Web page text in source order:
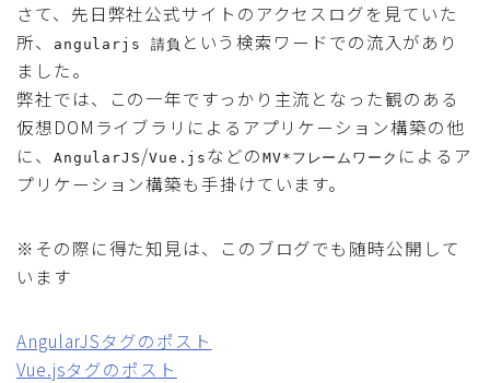
さて、先日弊社公式サイトのアクセスログを見ていた
所、
angularjs 請負 という検索ワードでの流入があり
ました。
弊社では、この一年ですっかり主流となった観のある
仮想DOMライブラリによるアプリケーション構築の他
に、
AngularJS /Vue.js などの MV*フレームワーク によるア
プリケーション構築も手掛けています。
※その際に得た知見は、このブログでも随時公開して
います
AngularJSタグのポスト
Vue.jsタグのポスト